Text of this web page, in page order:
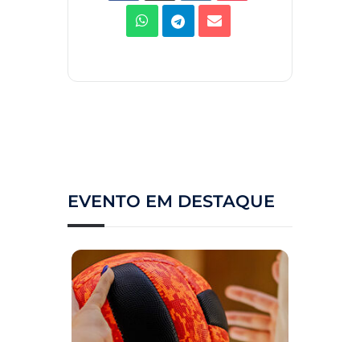
EVENTO EM DESTAQUE